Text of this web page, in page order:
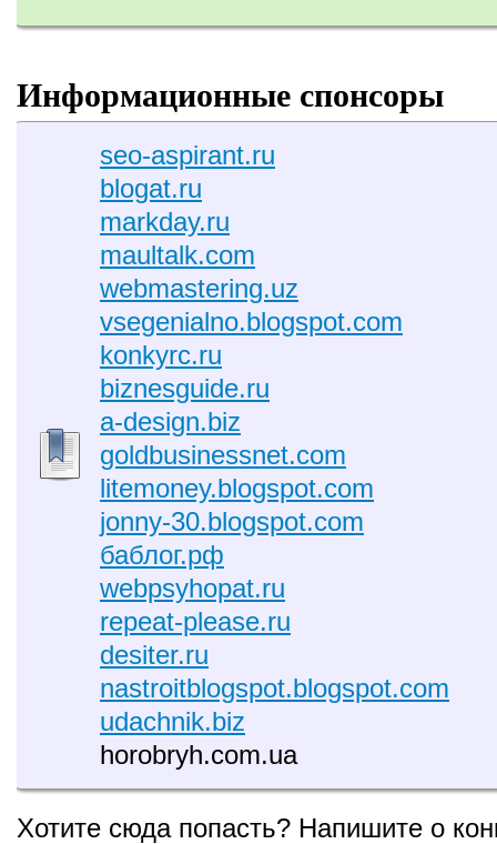
Информационные спонсоры
seo-aspirant.ru
blogat.ru
markday.ru
maultalk.com
webmastering.uz
vsegenialno.blogspot.com
konkyrc.ru
biznesguide.ru
a-design.biz
goldbusinessnet.com
litemoney.blogspot.com
jonny-30.blogspot.com
баблог.рф
webpsyhopat.ru
repeat-please.ru
desiter.ru
nastroitblogspot.blogspot.com
udachnik.biz
horobryh.com.ua
Хотите сюда попасть? Напишите о